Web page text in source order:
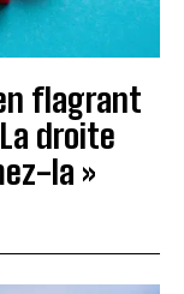
flagrant
droite
la »